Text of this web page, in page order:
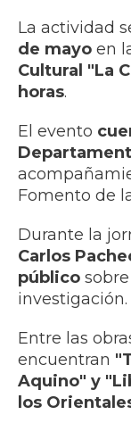
La actividad
de mayo en
Cultural "La
horas.
El evento
Fomento de
Durante la
Carlos
público
investigación.
Entre las
encuentran
Aquino" y
los